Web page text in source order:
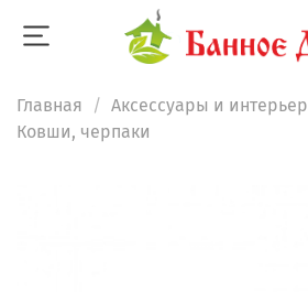
Главная Аксессуары и интерьер
Ковши, черпаки